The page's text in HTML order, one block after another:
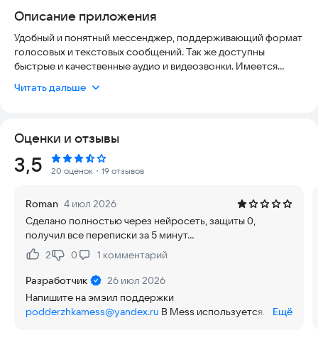
Описание приложения
Удобный и понятный мессенджер, поддерживающий формат
голосовых и текстовых сообщений. Так же доступны
быстрые и качественные аудио и видеозвонки. Имеется
Читать дальше
Оценки и отзывы
Рейтинг:
3,5 20 оценок ・19 отзывов
Roman 4 июл 2026
Сделано полностью через нейросеть, защиты 0,
получил все переписки за 5 минут...
Нравится:
2Не нравится:
0 1 комментарий
Разработчик
26 июл 2026
Напишите на эмэил поддержки
podderzhkamess@yandex.ru В Mess используется
Ещё